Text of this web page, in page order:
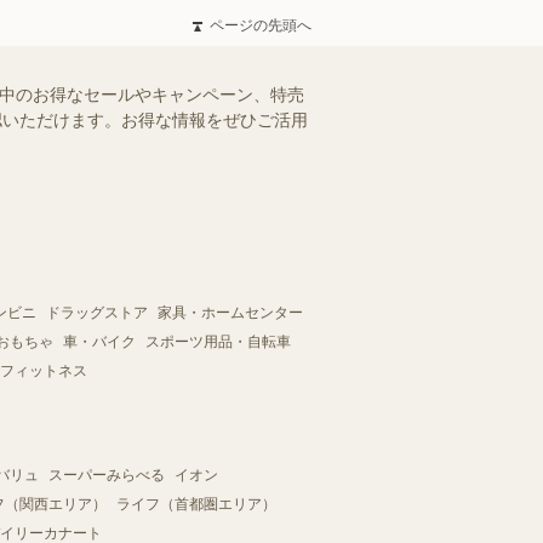
ページの先頭へ
のお得なセールやキャンペーン、特売
ただけます。お得な情報をぜひご活用
ビニ ドラッグストア
家具・ホームセンター
もちゃ
車・バイク
スポーツ用品・自転車
ィットネス
リュ スーパーみらべる
イオン
関西エリア）
ライフ（首都圏エリア）
リーカナート